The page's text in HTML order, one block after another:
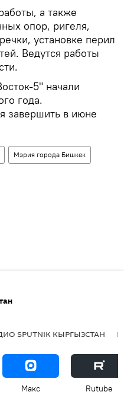
а также
опор, ригеля,
установке перил
Ведутся работы
5" начали
года.
завершить в июне
Мэрия города Бишкек
SPUTNIK КЫРГЫЗСТАН
Макс Rutube